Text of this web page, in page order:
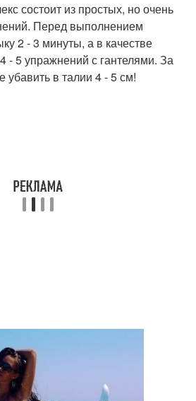
состоит из простых, но очень
Перед выполнением
2 - 3 минуты, а в качестве
- 5 упражнений с гантелями. За
в талии 4 - 5 см!